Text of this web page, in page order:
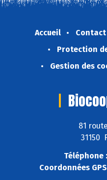
Accueil Contact
Protection
Gestion des
81
31150
Téléphone :
Coordonnées